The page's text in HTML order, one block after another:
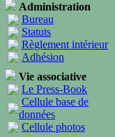
Administration
Bureau
Statuts
Règlement intérieur
Adhésion
Vie associative
Le Press-Book
Cellule base de
données
Cellule photos